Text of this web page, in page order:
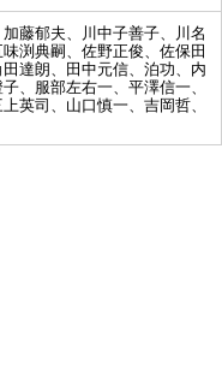
藤郁夫、川中子善子、川名
渕典嗣、佐野正俊、佐保田
達朗、田中元信、泊功、内
、服部左右一、平澤信一、
英司、山口慎一、吉岡哲、